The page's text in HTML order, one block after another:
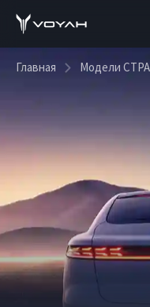
Главная Модели